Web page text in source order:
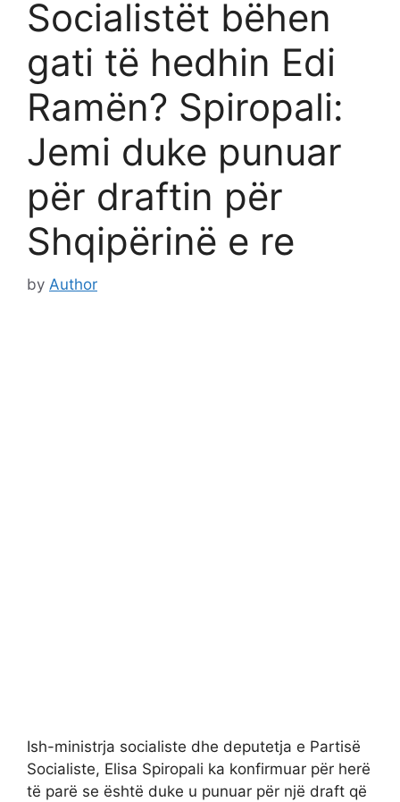
Socialistët bëhen
gati të hedhin Edi
Ramën? Spiropali:
Jemi duke punuar
për draftin për
Shqipërinë e re
by Author
Ish-ministrja socialiste dhe deputetja e Partisë
Socialiste, Elisa Spiropali ka konfirmuar për herë
të parë se është duke u punuar për një draft që